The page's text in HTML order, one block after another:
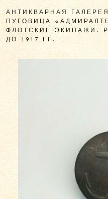
АНТИКВАРНАЯ
ПУГОВИЦА
ФЛОТСКИЕ ЭКИПАЖИ.
ДО 1917 ГГ.